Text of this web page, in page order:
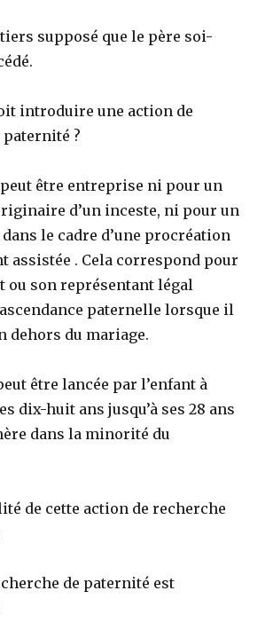
supposé que le père soi-
introduire une action de
?
peut être entreprise ni pour un
d’un inceste, ni pour un
le cadre d’une procréation
assistée . Cela correspond pour
ou son représentant légal
paternelle lorsque il
dehors du mariage.
être lancée par l’enfant à
dix-huit ans jusqu’à ses 28 ans
dans la minorité du
de cette action de recherche
de paternité est